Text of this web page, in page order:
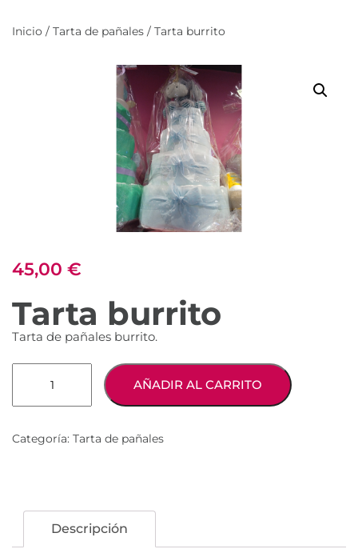
Inicio / Tarta de pañales / Tarta burrito
45,00 €
Tarta burrito
Tarta de pañales burrito.
cantidad
AÑADIR AL CARRITO
Categoría: Tarta de pañales
Descripción